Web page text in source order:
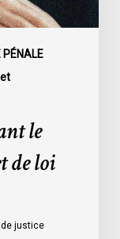
PÉNALE
le
de loi
de justice